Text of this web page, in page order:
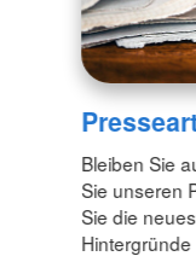
Bleiben Sie
Sie unseren
Sie die